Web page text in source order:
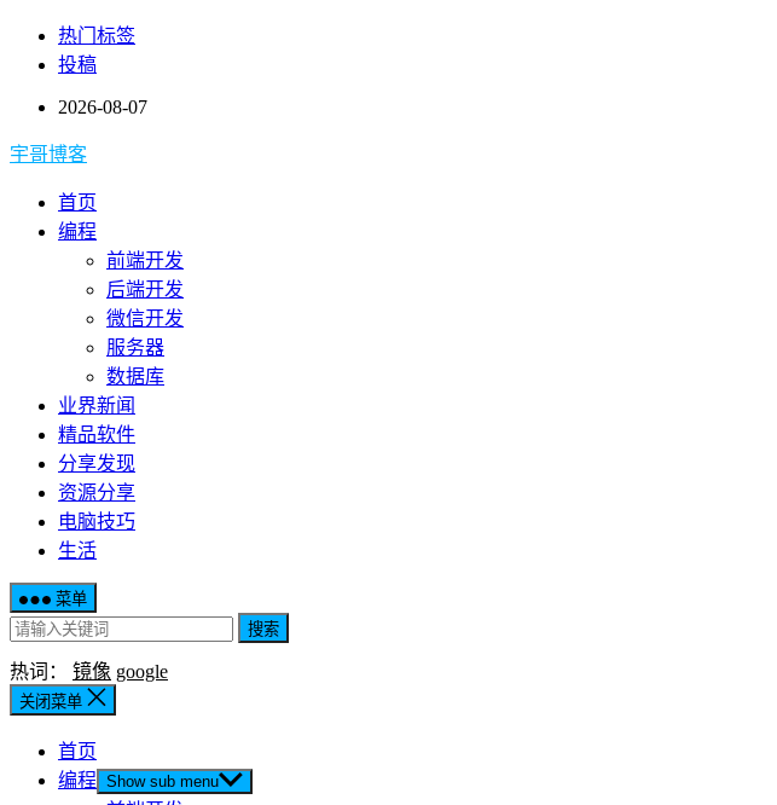
热门标签
投稿
2026-08-07
宇哥博客
首页
编程
前端开发
后端开发
微信开发
服务器
数据库
业界新闻
精品软件
分享发现
资源分享
电脑技巧
生活
菜单
搜索
热词： 镜像 google
关闭菜单
首页
编程 Show sub menu